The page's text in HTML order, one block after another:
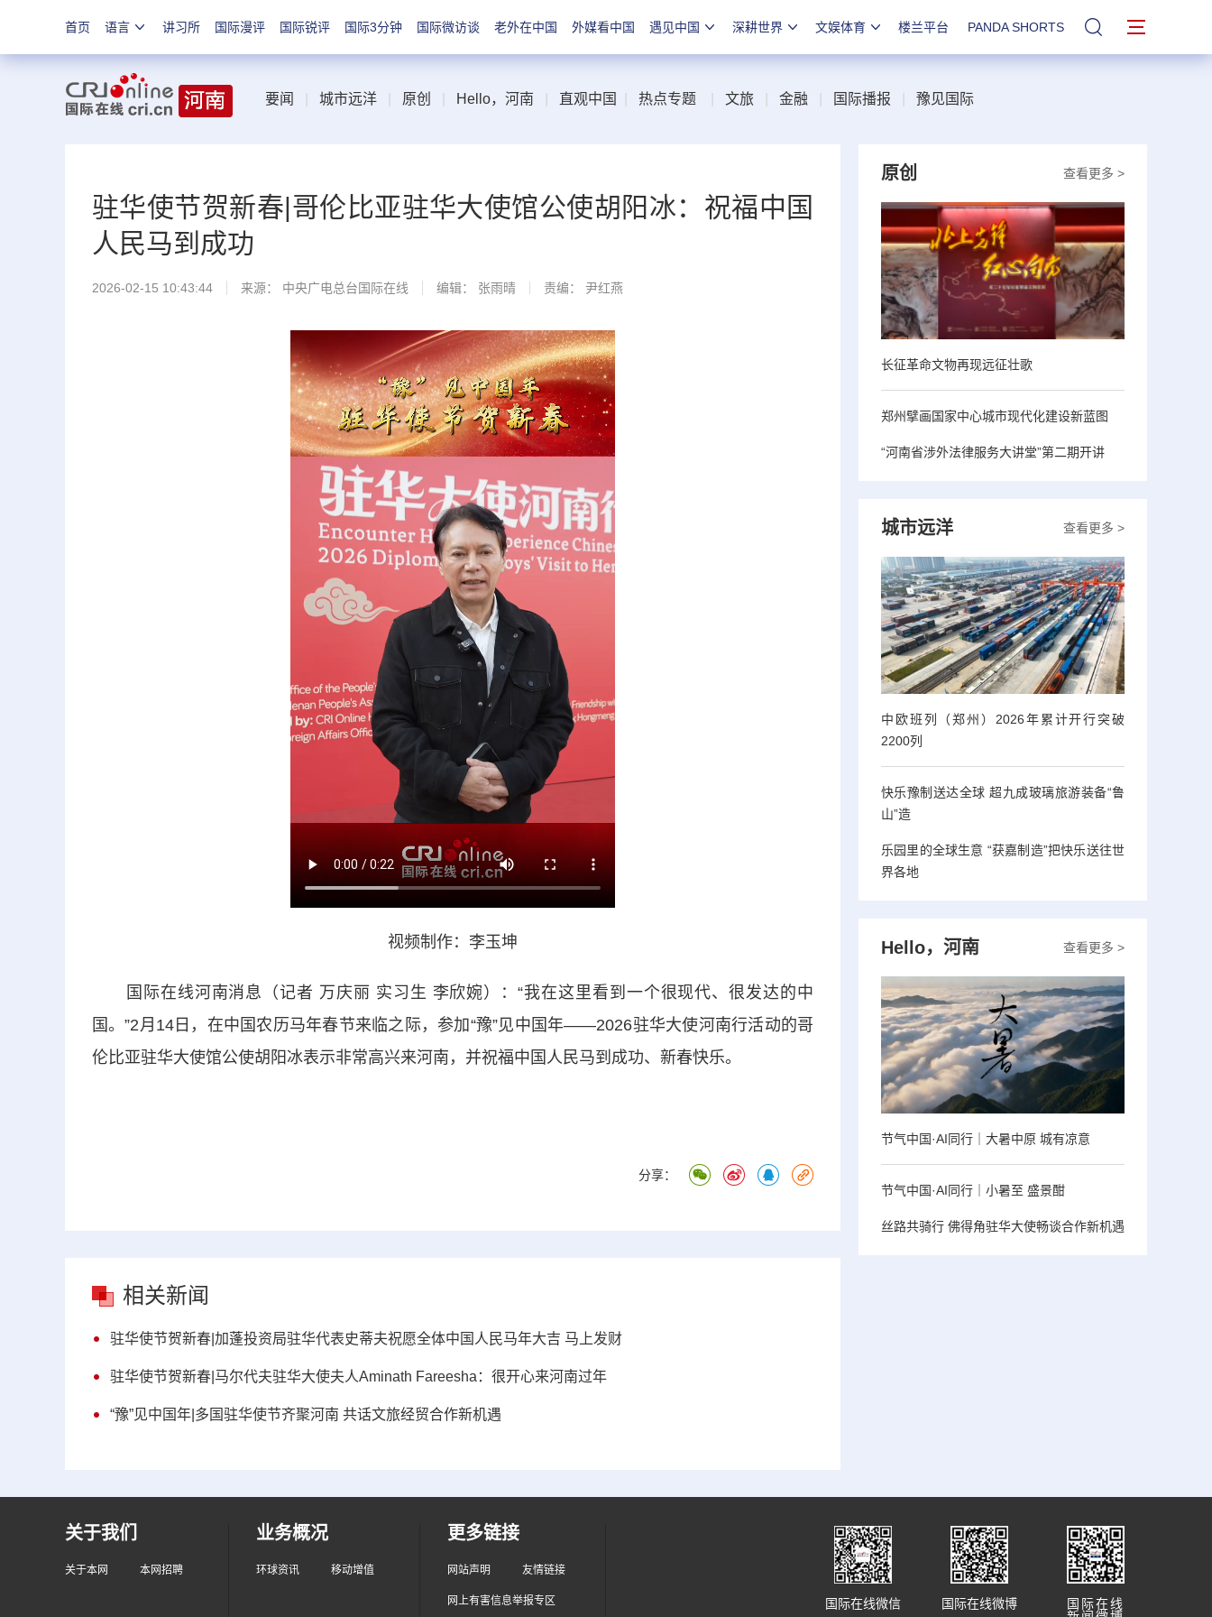
首页 语言 讲习所 国际漫评 国际锐评 国际3分钟 国际微访谈 老外在中国 外媒看中国 遇见中国 深耕世界 文娱体育 楼兰平台 PANDA SHORTS 站内搜索
要闻 城市远洋 原创 Hello，河南 直观中国 热点专题 文旅 金融 国际播报 豫见国际
驻华使节贺新春|哥伦比亚驻华大使馆公使胡阳冰：祝福中国
人民马到成功
2026-02-15 10:43:44 来源： 中央广电总台国际在线 编辑： 张雨晴 责编： 尹红燕
视频制作：李玉坤
国际在线河南消息（记者 万庆丽 实习生 李欣婉）：“我在这里看到一个很现代、很发达的中
国。”2月14日，在中国农历马年春节来临之际，参加“豫”见中国年——2026驻华大使河南行活动的哥
伦比亚驻华大使馆公使胡阳冰表示非常高兴来河南，并祝福中国人民马到成功、新春快乐。
分享：
相关新闻
驻华使节贺新春|加蓬投资局驻华代表史蒂夫祝愿全体中国人民马年大吉 马上发财
驻华使节贺新春|马尔代夫驻华大使夫人Aminath Fareesha：很开心来河南过年
“豫”见中国年|多国驻华使节齐聚河南 共话文旅经贸合作新机遇
查看更多 >
原创
长征革命文物再现远征壮歌
郑州擘画国家中心城市现代化建设新蓝图
“河南省涉外法律服务大讲堂”第二期开讲
查看更多 >
城市远洋
中欧班列（郑州）2026年累计开行突破
2200列
快乐豫制送达全球 超九成玻璃旅游装备“鲁
山”造
乐园里的全球生意 “获嘉制造”把快乐送往世
界各地
查看更多 >
Hello，河南
节气中国·AI同行｜大暑中原 城有凉意
节气中国·AI同行｜小暑至 盛景酣
丝路共骑行 佛得角驻华大使畅谈合作新机遇
关于我们
关于本网 本网招聘
业务概况
环球资讯 移动增值
更多链接
网站声明 友情链接
网上有害信息举报专区
国际在线
国际在线微博
国际在线微信